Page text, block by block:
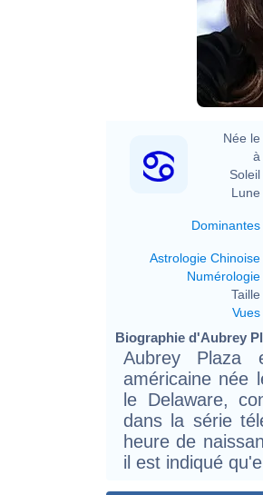
Née le
à
Soleil
Lune
Dominantes
Astrologie Chinoise
Numérologie
Taille
Vues
Biographie d'Aubrey
Aubrey Plaza
américaine née
le Delaware,
dans la série
heure de
il est indiqué